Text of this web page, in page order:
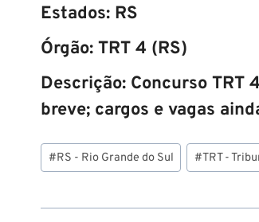
Estados: RS
Órgão: TRT 4 (RS)
Descrição: Concurso TRT
breve; cargos e vagas
Tags
do
#RS - Rio Grande do Sul #TRT -